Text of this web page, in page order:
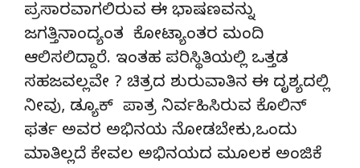
ಪ್ರಸಾರವಾಗಲಿರುವ ಈ ಭಾಷಣವನ್ನು
ಜಗತ್ತಿನಾಂದ್ಯಂತ ಕೋಟ್ಯಾಂತರ ಮಂದಿ
ಆಲಿಸಲಿದ್ದಾರೆ. ಇಂತಹ ಪರಿಸ್ಥಿತಿಯಲ್ಲಿ ಒತ್ತಡ
ಸಹಜವಲ್ಲವೇ ? ಚಿತ್ರದ ಶುರುವಾತಿನ ಈ ದೃಶ್ಯದಲ್ಲಿ
ನೀವು, ಡ್ಯೂಕ್ ಪಾತ್ರ ನಿರ್ವಹಿಸಿರುವ ಕೊಲಿನ್
ಫರ್ತ ಅವರ ಅಭಿನಯ ನೋಡಬೇಕು,ಒಂದು
ಮಾತಿಲ್ಲದೆ ಕೇವಲ ಅಭಿನಯದ ಮೂಲಕ ಅಂಜಿಕೆ